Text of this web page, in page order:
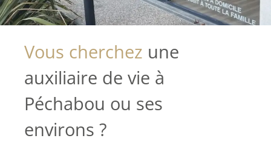
Vous cherchez une
auxiliaire de vie à
Péchabou ou ses
environs ?